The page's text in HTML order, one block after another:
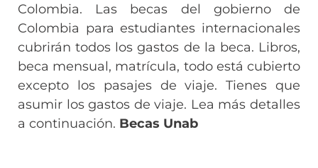
Colombia. Las becas del gobierno de
Colombia para estudiantes internacionales
cubrirán todos los gastos de la beca. Libros,
beca mensual, matrícula, todo está cubierto
excepto los pasajes de viaje. Tienes que
asumir los gastos de viaje. Lea más detalles
a continuación. Becas Unab